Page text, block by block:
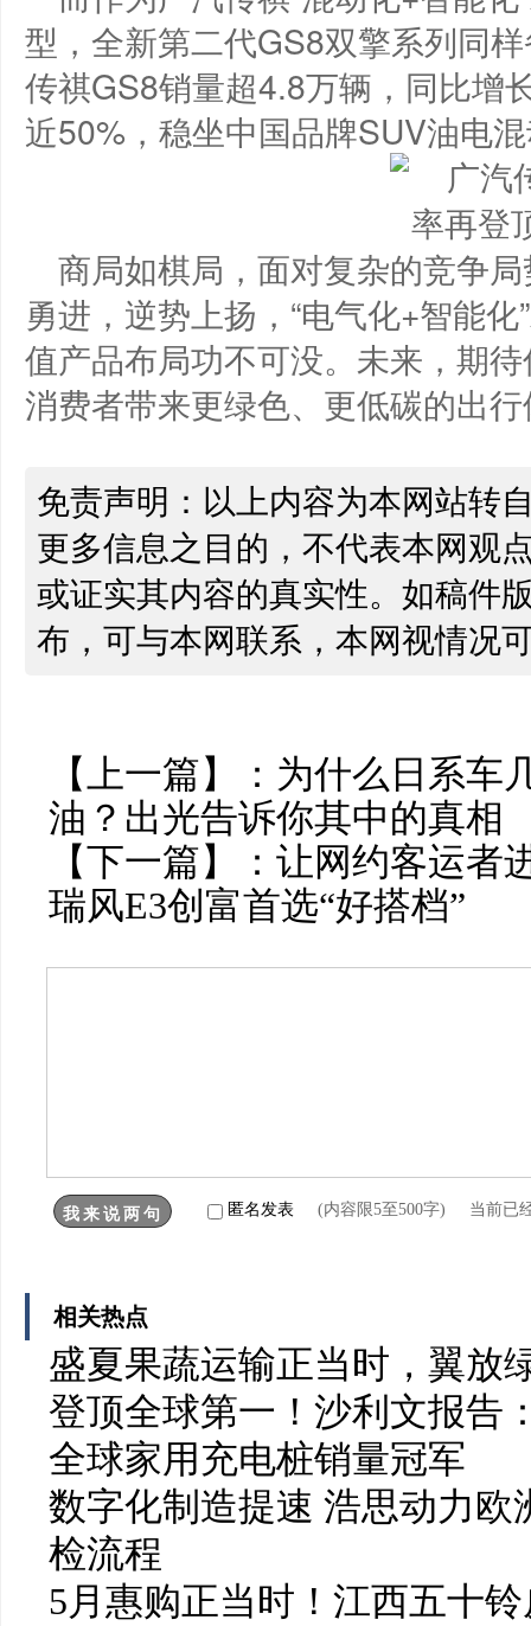
型，全新第二代GS8双擎系列同
传祺GS8销量超4.8万辆，同比增
近50%，稳坐中国品牌SUV油电
商局如棋局，面对复杂的竞争
勇进，逆势上扬，“电气化+智能
值产品布局功不可没。未来，期
消费者带来更绿色、更低碳的出
免责声明：以上内容为本网站转
更多信息之目的，不代表本网观
或证实其内容的真实性。如稿件
布，可与本网联系，本网视情况
【上一篇】： 为什么日系车
油？出光告诉你其中的真相
【下一篇】： 让网约客运者
瑞风E3创富首选“好搭档”
匿名发表 (内容限5至500字) 当前已
相关热点
盛夏果蔬运输正当时，翼放
登顶全球第一！沙利文报告
全球家用充电桩销量冠军
数字化制造提速 浩思动力
检流程
5月惠购正当时！江西五十